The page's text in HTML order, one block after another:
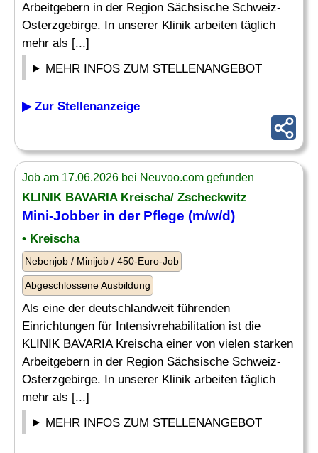
Arbeitgebern in der Region Sächsische Schweiz-
Osterzgebirge. In unserer Klinik arbeiten täglich
mehr als [...]
MEHR INFOS ZUM STELLENANGEBOT
▶ Zur Stellenanzeige
Job am 17.06.2026 bei Neuvoo.com gefunden
KLINIK BAVARIA Kreischa/ Zscheckwitz
Mini-Jobberin der Pflege (m/w/d)
• Kreischa
Nebenjob / Minijob / 450-Euro-Job
Abgeschlossene Ausbildung
Als eine der deutschlandweit führenden
Einrichtungen für Intensivrehabilitation ist die
KLINIK BAVARIA Kreischa einer von vielen starken
Arbeitgebern in der Region Sächsische Schweiz-
Osterzgebirge. In unserer Klinik arbeiten täglich
mehr als [...]
MEHR INFOS ZUM STELLENANGEBOT